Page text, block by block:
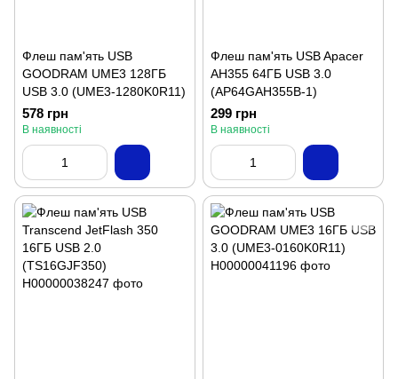
Флеш пам'ять USB
GOODRAM UME3 128ГБ
USB 3.0 (UME3-1280K0R11)
578 грн
В наявності
Флеш пам'ять USB Apacer
AH355 64ГБ USB 3.0
(AP64GAH355B-1)
299 грн
В наявності